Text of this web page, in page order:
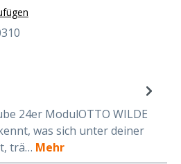
24er ModulOTTO WILDE
was sich unter deiner
trä… Mehr